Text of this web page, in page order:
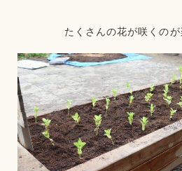
たくさんの花が咲くの